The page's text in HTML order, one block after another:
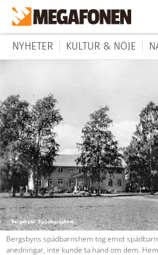
NYHETER KULTUR & NÖJE
Bergsbyns spädbarnshem tog emot
anedningar, inte kunde ta hand om dem.